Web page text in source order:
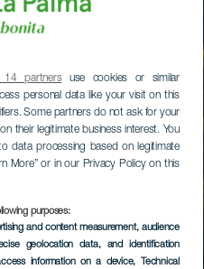
14 partnersuse cookies or similar
personal data like your visit on this
Some partners do not ask for your
their legitimate business interest. You
data processing based on legitimate
More” or in our Privacy Policy on this
purposes:
and content measurement, audience
geolocation data, and identification
information on a device, Technical